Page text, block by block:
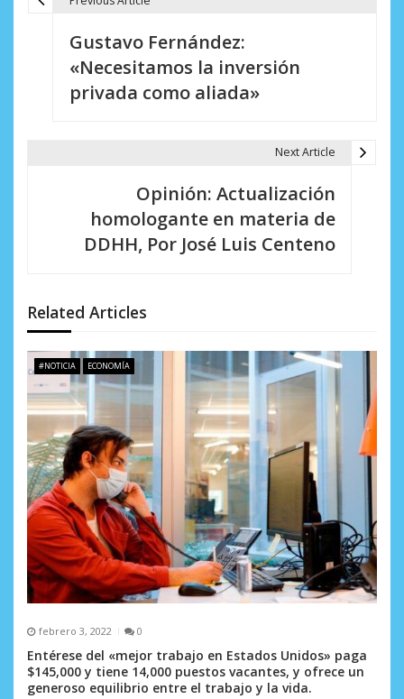
n
d
e
e
n
t
r
a
d
a
s
Gustavo Fernández:
«Necesitamos la inversión
privada como aliada»
Next Article
Opinión: Actualización
homologante en materia de
DDHH, Por José Luis Centeno
Related Articles
#NOTICIA ECONOMÍA
febrero 3, 2022 0
Entérese del «mejor trabajo en Estados Unidos» paga
$145,000 y tiene 14,000 puestos vacantes, y ofrece un
generoso equilibrio entre el trabajo y la vida.